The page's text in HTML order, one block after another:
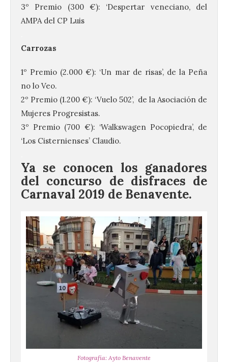
3º Premio (300 €): ‘Despertar veneciano, del
AMPA del CP Luis
Carrozas
1º Premio (2.000 €): ‘Un mar de risas’, de la Peña
no lo Veo.
2º Premio (1.200 €): ‘Vuelo 502’, de la Asociación de
Mujeres Progresistas.
3º Premio (700 €): ‘Walkswagen Pocopiedra’, de
‘Los Cisternienses’ Claudio.
Ya se conocen los ganadores
del concurso de disfraces de
Carnaval 2019 de Benavente.
Fotografía: Ayto Benavente